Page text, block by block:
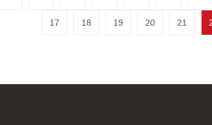
17 18 19 20 21